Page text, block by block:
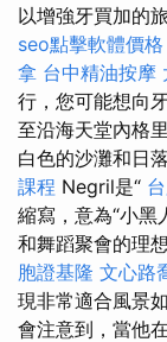
以增強牙買加的
seo點擊軟體價格
拿 台中精油按摩
行，您可能想向
至沿海天堂內格
白色的沙灘和日
課程 Negril是“
縮寫，意為“小黑
和舞蹈聚會的理
胞證基隆 文心路
現非常適合風景
會注意到，當他